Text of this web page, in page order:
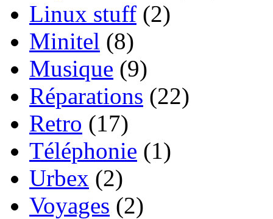
Linux stuff (2)
Minitel (8)
Musique (9)
Réparations (22)
Retro (17)
Téléphonie (1)
Urbex (2)
Voyages (2)